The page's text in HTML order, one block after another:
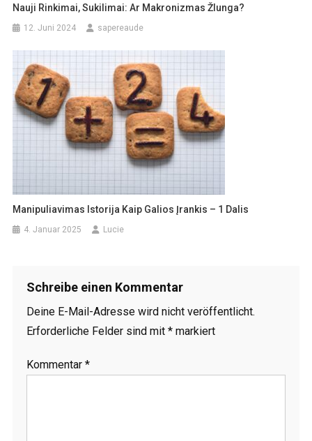
Nauji Rinkimai, Sukilimai: Ar Makronizmas Žlunga?
12. Juni 2024 sapereaude
Manipuliavimas Istorija Kaip Galios Įrankis – 1 Dalis
4. Januar 2025 Lucie
Schreibe einen Kommentar
Deine E-Mail-Adresse wird nicht veröffentlicht.
Erforderliche Felder sind mit *markiert
Kommentar *